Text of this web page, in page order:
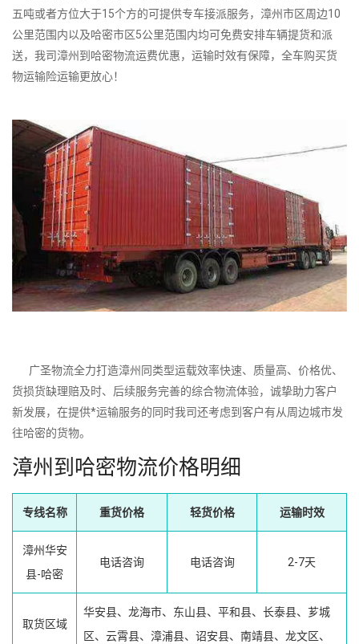
五吨或者方位大于15个方的可提供专车接派服务，漳州市区周边10
公里范围内以及哈密市区5公里范围内均可免费安排车辆提货和派
送，我司漳州到哈密物流运费优惠，运输时效有保障，全车购买货
物运输险运输更放心！
广圣物流全力打造漳州同类型运载效率快速、质量高、价格优、
货损货缺理赔及时、后续服务完善的综合物流体验，诚挚助力客户
新发展，在提供*运输服务的同时我司还考虑到客户有从周边城市发
往哈密的货物。
漳州到哈密物流价格明细
专线名称 重货价格 轻货价格 运输时效
漳州华安
县-哈密
电话咨询 电话咨询 2-7天
取货区域
华安县、龙海市、东山县、平和县、长泰县、芗城
区、云霄县、漳浦县、诏安县、南靖县、龙文区、